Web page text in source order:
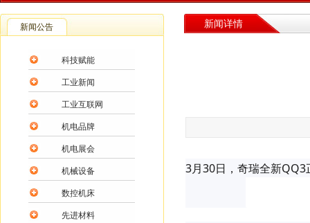
选择商品分类
3月30日，奇瑞全新
新闻公告
科技赋能
工业新闻
工业互联网
机电品牌
机电展会
机械设备
数控机床
先进材料
新闻详情